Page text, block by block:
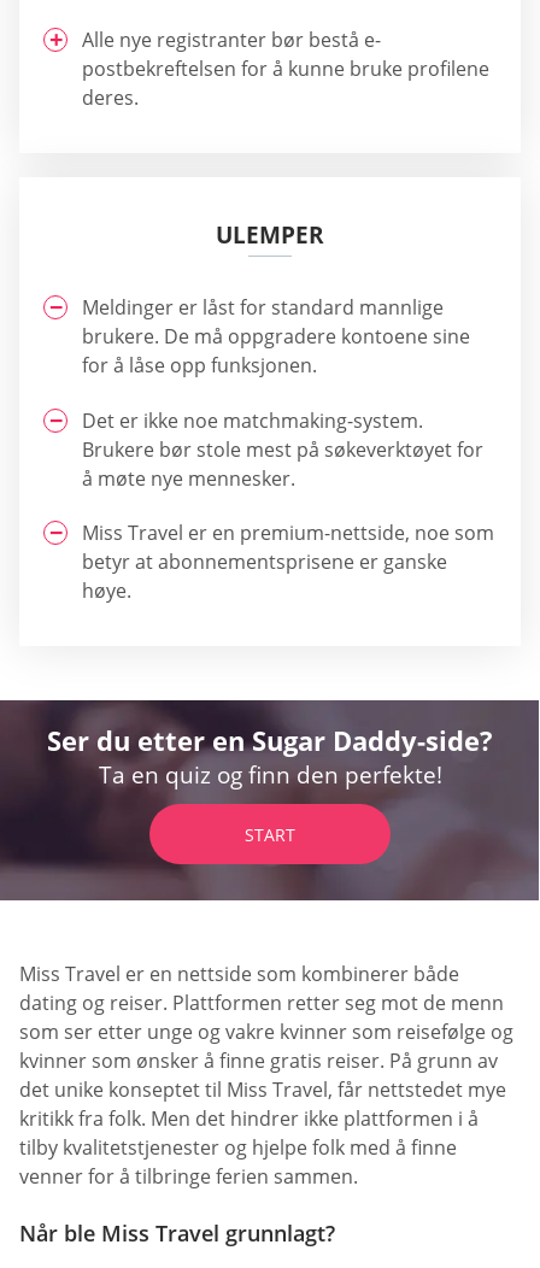
Alle nye registranter bør bestå e-
postbekreftelsen for å kunne bruke profilene
deres.
ULEMPER
Meldinger er låst for standard mannlige
brukere. De må oppgradere kontoene sine
for å låse opp funksjonen.
Det er ikke noe matchmaking-system.
Brukere bør stole mest på søkeverktøyet for
å møte nye mennesker.
Miss Travel er en premium-nettside, noe som
betyr at abonnementsprisene er ganske
høye.
Ser du etter en Sugar Daddy-side?
Ta en quiz og finn den perfekte!
START
Miss Travel er en nettside som kombinerer både
dating og reiser. Plattformen retter seg mot de menn
som ser etter unge og vakre kvinner som reisefølge og
kvinner som ønsker å finne gratis reiser. På grunn av
det unike konseptet til Miss Travel, får nettstedet mye
kritikk fra folk. Men det hindrer ikke plattformen i å
tilby kvalitetstjenester og hjelpe folk med å finne
venner for å tilbringe ferien sammen.
Når ble Miss Travel grunnlagt?